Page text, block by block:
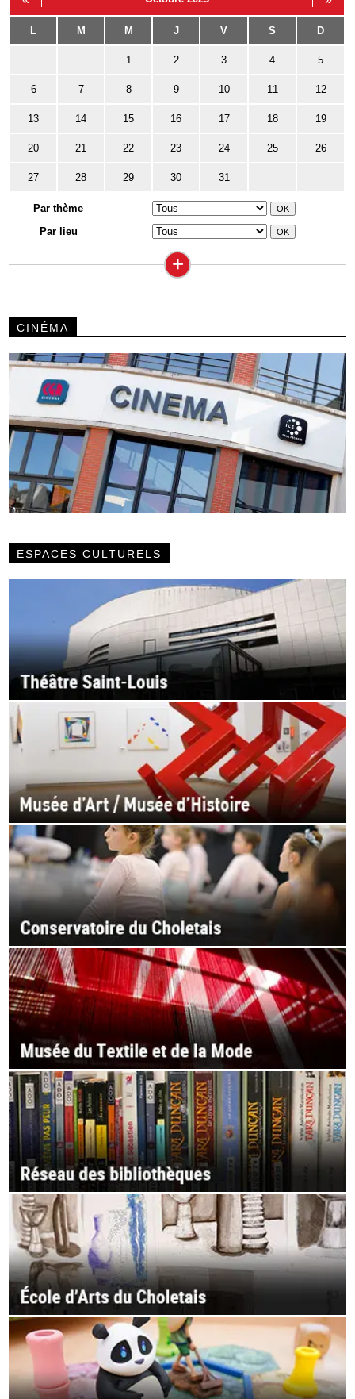
L M M J V S D
1 2 3 4 5
6 7 8 9 10 11 12
13 14 15 16 17 18 19
20 21 22 23 24 25 26
27 28 29 30 31
Par thème
Par lieu
+
CINÉMA
ESPACES CULTURELS